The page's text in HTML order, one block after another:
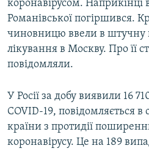
коронавірусом. Наприкінці
Романівської погіршився.
чиновницю ввели в штучну
лікування в Москву. Про її
повідомляли.
У Росії за добу виявили 16
COVID-19, повідомляється
країни з протидії
коронавірусу. Це на 189